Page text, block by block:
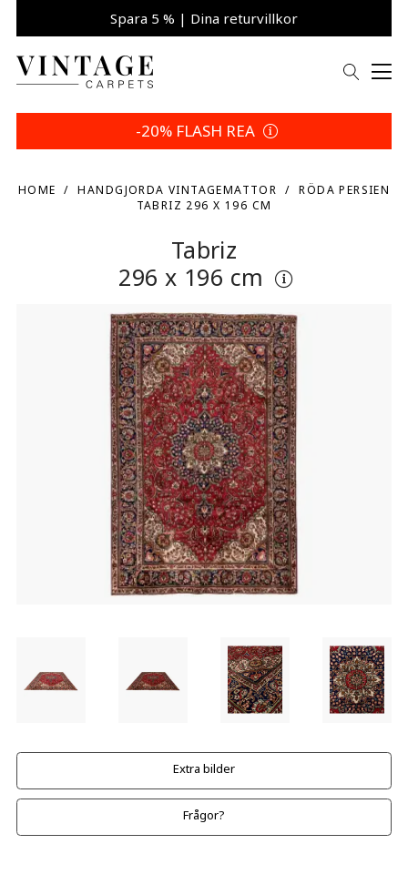
Spara 5 % | Dina returvillkor
-20% FLASH REA
HOME HANDGJORDA VINTAGEMATTOR
RÖDA PERSIEN
TABRIZ 296 X 196 CM
Tabriz
296 x 196 cm
Extra bilder
Frågor?